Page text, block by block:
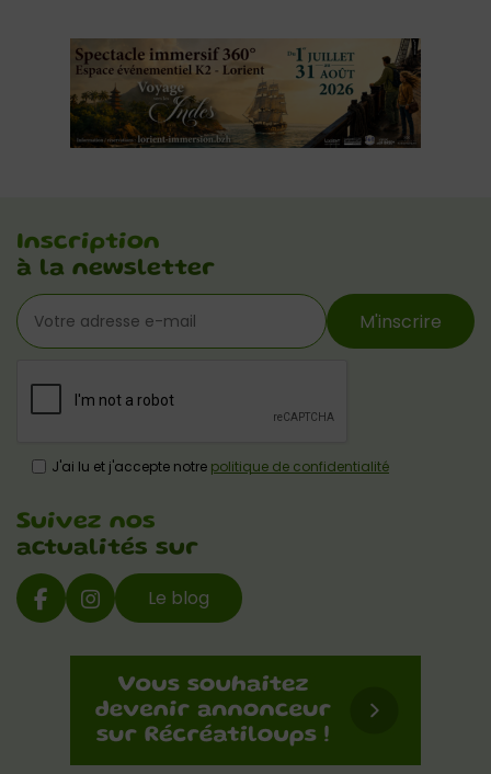
Inscription
à la newsletter
M'inscrire
J'ai lu et j'accepte notre politique de confidentialité
Suivez nos
actualités sur
Le blog